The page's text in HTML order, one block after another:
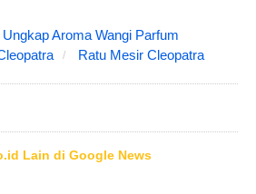
Aroma Wangi Parfum
Ratu Mesir Cleopatra
Lain di Google News